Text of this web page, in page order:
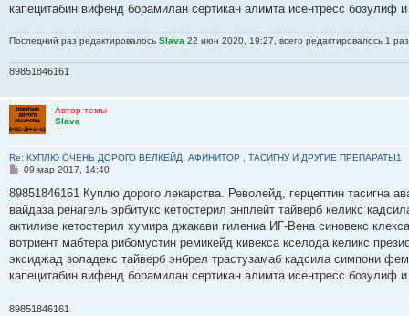
капецитабин вифенд борамилан сертикан алимта исентресс бозулиф
Последний раз редактировалось Slava 22 июн 2020, 19:27, всего редактировалось 1
89851846161
Автор темы
Slava
Re: КУПЛЮ ОЧЕНЬ ДОРОГО ВЕЛКЕЙД, АФИНИТОР , ТАСИГНУ И ДРУГИЕ ПРЕПАРАТЫ1
С
о
щ
е
и
е
09 мар 2017, 14:40
89851846161 Куплю дорого лекарства. Револейд, герцептин тасигна
вайдаза ренагель эрбитукс кетостерил энплейт тайверб келикс
актилизе кетостерил хумира джакави гилениа ИГ-Вена синовекс
вотриент мабтера рибомустин ремикейд кивекса кселода келикс
эксиджад золадекс тайверб энбрел трастузамаб кадсила симпони
капецитабин вифенд борамилан сертикан алимта исентресс бозулиф
89851846161